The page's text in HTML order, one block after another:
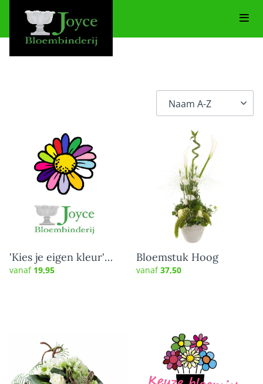
'Kies je eigen kleur'
Boeket
vanaf 19,95
Bloemstuk Hoog
vanaf37,50